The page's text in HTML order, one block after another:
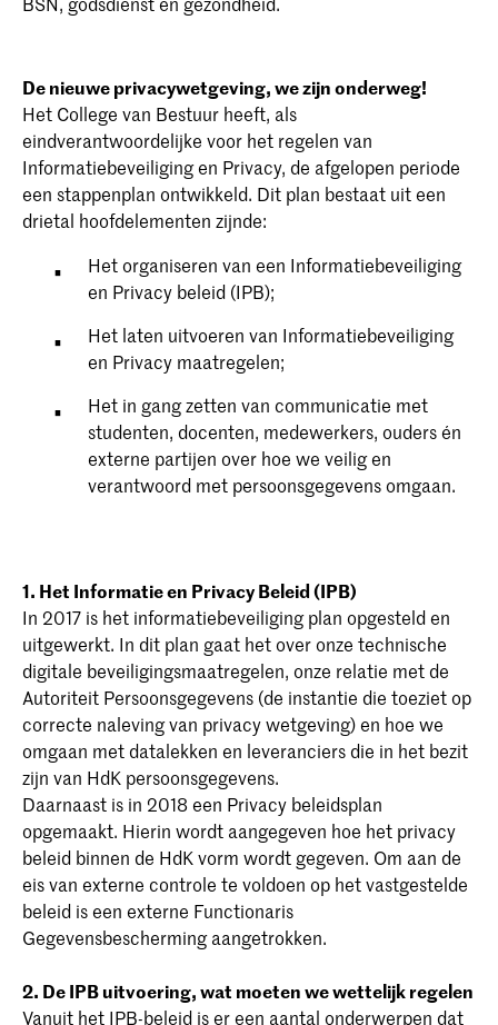
De nieuwe privacywetgeving, we zijn onderweg!
Het College van Bestuur heeft, als
eindverantwoordelijke voor het regelen van
Informatiebeveiliging en Privacy, de afgelopen periode
een stappenplan ontwikkeld. Dit plan bestaat uit een
drietal hoofdelementen zijnde:
Het organiseren van een Informatiebeveiliging
en Privacy beleid (IPB);
Het laten uitvoeren van Informatiebeveiliging
en Privacy maatregelen;
Het in gang zetten van communicatie met
studenten, docenten, medewerkers, ouders én
externe partijen over hoe we veilig en
verantwoord met persoonsgegevens omgaan.
1. Het Informatie en Privacy Beleid (IPB)
In 2017 is het informatiebeveiliging plan opgesteld en
uitgewerkt. In dit plan gaat het over onze technische
digitale beveiligingsmaatregelen, onze relatie met de
Autoriteit Persoonsgegevens (de instantie die toeziet op
correcte naleving van privacy wetgeving) en hoe we
omgaan met datalekken en leveranciers die in het bezit
zijn van HdK persoonsgegevens.
Daarnaast is in 2018 een Privacy beleidsplan
opgemaakt. Hierin wordt aangegeven hoe het privacy
beleid binnen de HdK vorm wordt gegeven. Om aan de
eis van externe controle te voldoen op het vastgestelde
beleid is een externe Functionaris
Gegevensbescherming aangetrokken.
2. De IPB uitvoering, wat moeten we wettelijk regelen
Vanuit het IPB-beleid is er een aantal onderwerpen dat